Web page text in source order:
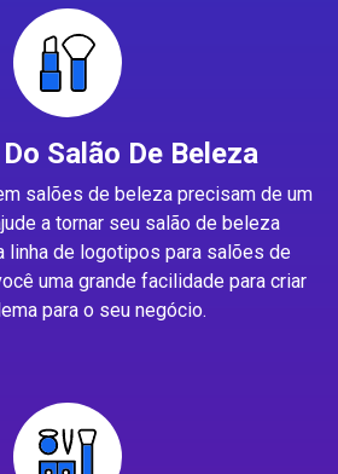
Salão De Beleza
salões de beleza precisam de um
a tornar seu salão de beleza
linha de logotipos para salões de
uma grande facilidade para criar
para o seu negócio.